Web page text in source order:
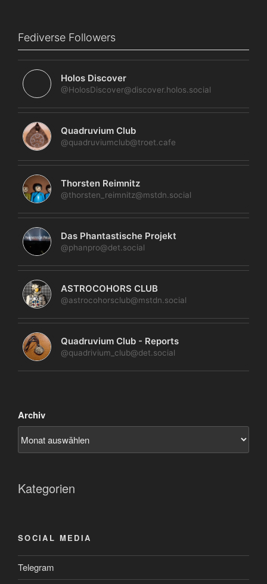
Fediverse Followers
Holos Discover
@HolosDiscover@discover.holos.social
Quadruvium Club
@quadruviumclub@troet.cafe
Thorsten Reimnitz
@thorsten_reimnitz@mstdn.social
Das Phantastische Projekt
@phanpro@det.social
ASTROCOHORS CLUB
@astrocohorsclub@mstdn.social
Quadruvium Club - Reports
@quadrivium_club@det.social
Archiv
Kategorien
SOCIAL MEDIA
Telegram